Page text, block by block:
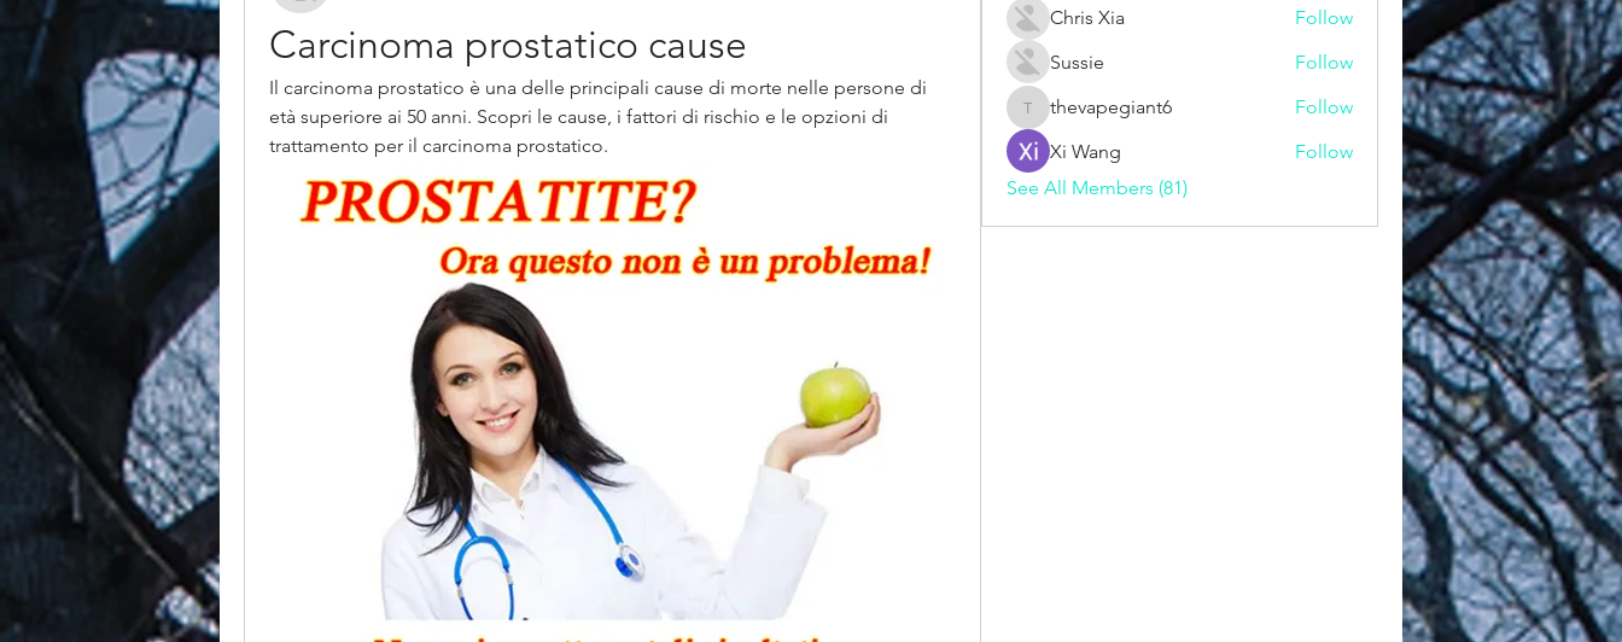
Carcinoma prostatico cause
Il carcinoma prostatico è una delle principali cause di morte nelle persone di
età superiore ai 50 anni. Scopri le cause, i fattori di rischio e le opzioni di
trattamento per il carcinoma prostatico.
Chris Xia
Follow
Sussie
Follow
thevapegiant6
thevapegiant6
Follow
Xi Wang
Follow
See All Members (81)